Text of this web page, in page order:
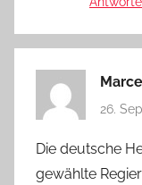
26.
Die deutsche
gewählte